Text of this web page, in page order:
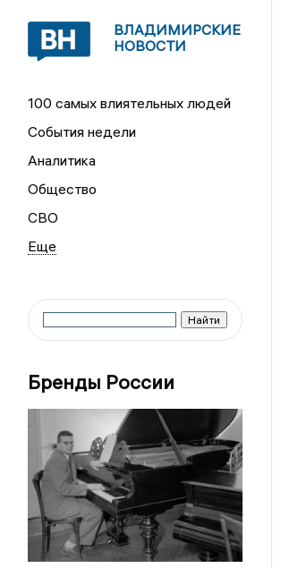
ВЛАДИМИРСКИЕ
НОВОСТИ
100 самых влиятельных людей
События недели
Аналитика
Общество
СВО
Бренды России